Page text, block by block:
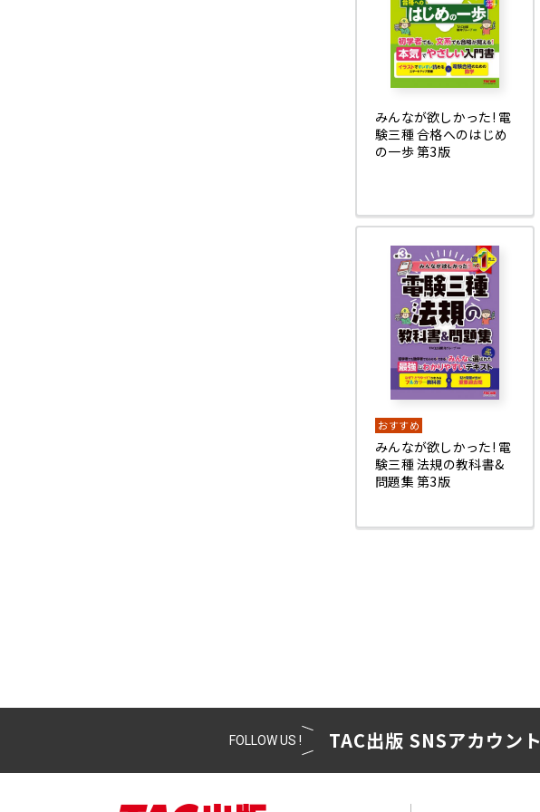
みんなが欲しかった! 電
験三種 合格へのはじめ
の一歩 第3版
おすすめ
みんなが欲しかった! 電
験三種 法規の教科書&
問題集 第3版
FOLLOW US ! TAC出版 SNSアカウント